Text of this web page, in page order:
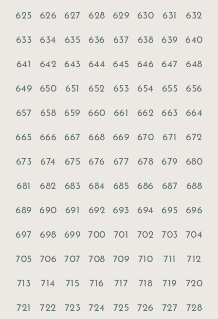
625 626 627 628 629 630 631 632
633 634 635 636 637 638 639 640
641 642 643 644 645 646 647 648
649 650 651 652 653 654 655 656
657 658 659 660 661 662 663 664
665 666 667 668 669 670 671 672
673 674 675 676 677 678 679 680
681 682 683 684 685 686 687 688
689 690 691 692 693 694 695 696
697 698 699 700 701 702 703 704
705 706 707 708 709 710 711 712
713 714 715 716 717 718 719 720
721 722 723 724 725 726 727 728